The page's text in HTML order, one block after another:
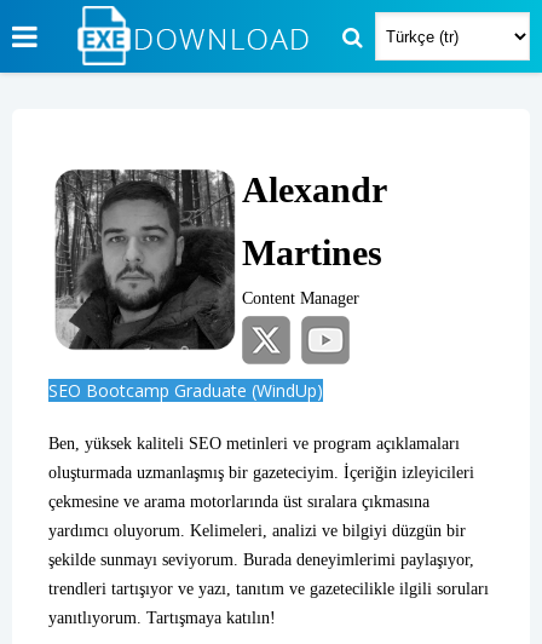
Alexandr
Martines
Content Manager
SEO Bootcamp Graduate (WindUp)
Ben, yüksek kaliteli SEO metinleri ve program açıklamaları
oluşturmada uzmanlaşmış bir gazeteciyim. İçeriğin izleyicileri
çekmesine ve arama motorlarında üst sıralara çıkmasına
yardımcı oluyorum. Kelimeleri, analizi ve bilgiyi düzgün bir
şekilde sunmayı seviyorum. Burada deneyimlerimi paylaşıyor,
trendleri tartışıyor ve yazı, tanıtım ve gazetecilikle ilgili soruları
yanıtlıyorum. Tartışmaya katılın!